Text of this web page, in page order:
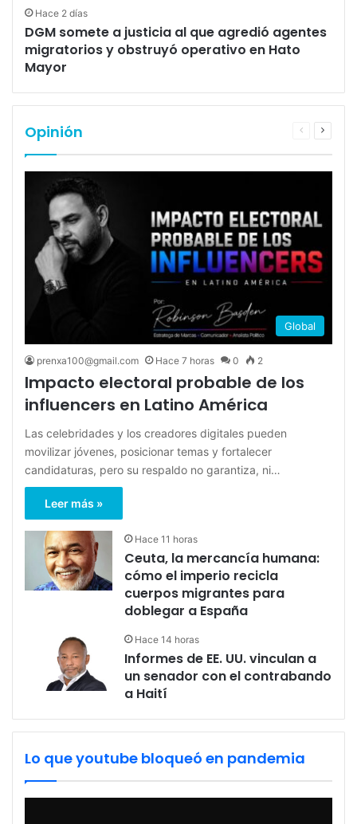
Hace 2 días
DGM somete a justicia al que agredió agentes
migratorios y obstruyó operativo en Hato
Mayor
Opinión
PáginaPágina
Global
prenxa100@gmail.com Hace 7 horas 0 2
Impacto electoral probable de los
influencers en Latino América
Las celebridades y los creadores digitales pueden
movilizar jóvenes, posicionar temas y fortalecer
candidaturas, pero su respaldo no garantiza, ni…
Leer más »
Hace 11 horas
Ceuta, la mercancía humana:
cómo el imperio recicla
cuerpos migrantes para
doblegar a España
Hace 14 horas
Informes de EE. UU. vinculan a
un senador con el contrabando
a Haití
Lo que youtube bloqueó en pandemia